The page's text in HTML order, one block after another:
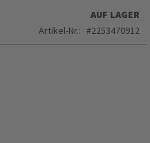
AUF LAGER
Artikel-Nr.
2253470912